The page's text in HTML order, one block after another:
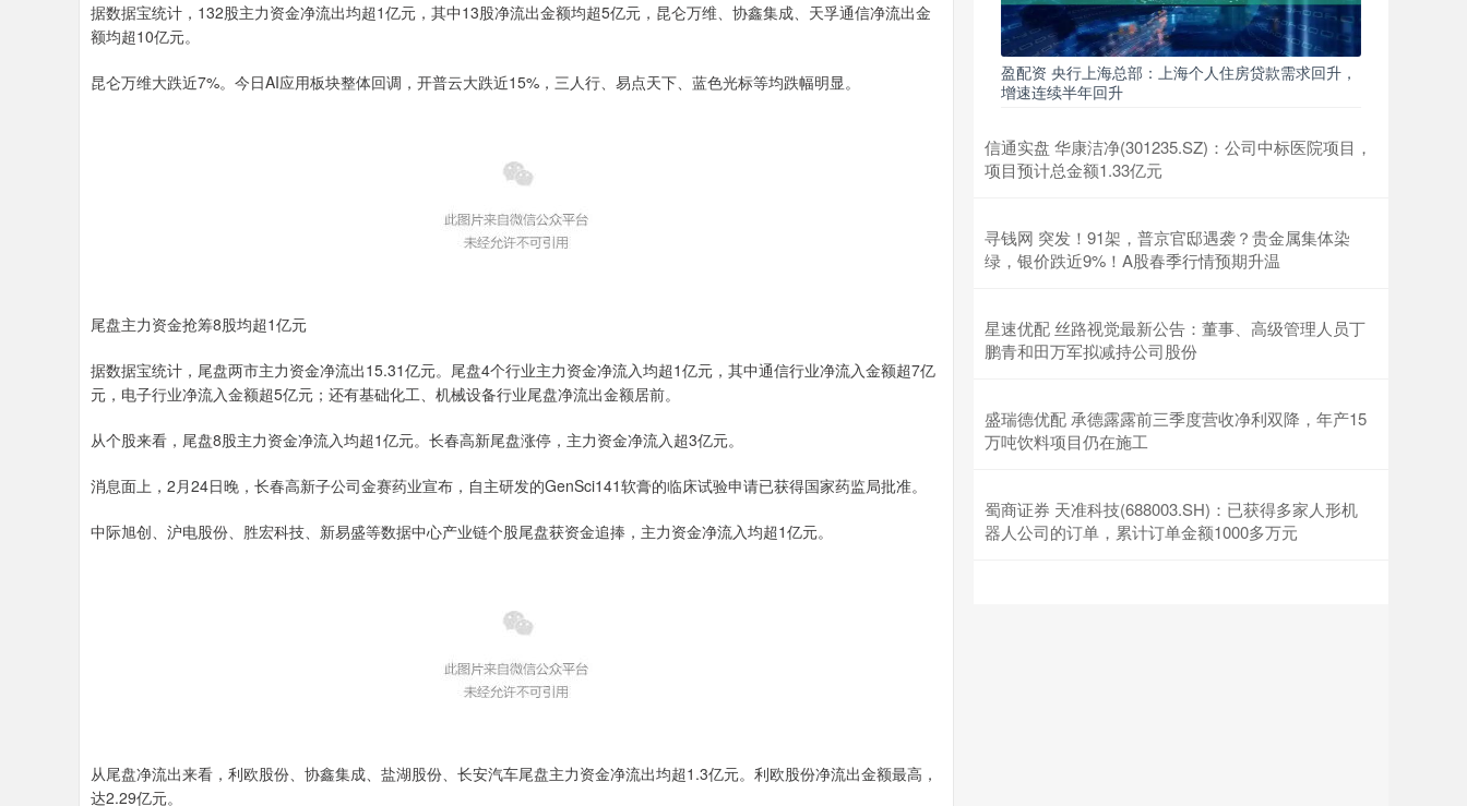
据数据宝统计，132股主力资金净流出均超1亿元，其中13股净流出金额均超5亿元，昆仑万维、协鑫集成、天孚通信净流出金
额均超10亿元。
昆仑万维大跌近7%。今日AI应用板块整体回调，开普云大跌近15%，三人行、易点天下、蓝色光标等均跌幅明显。
尾盘主力资金抢筹8股均超1亿元
据数据宝统计，尾盘两市主力资金净流出15.31亿元。尾盘4个行业主力资金净流入均超1亿元，其中通信行业净流入金额超7亿
元，电子行业净流入金额超5亿元；还有基础化工、机械设备行业尾盘净流出金额居前。
从个股来看，尾盘8股主力资金净流入均超1亿元。长春高新尾盘涨停，主力资金净流入超3亿元。
消息面上，2月24日晚，长春高新子公司金赛药业宣布，自主研发的GenSci141软膏的临床试验申请已获得国家药监局批准。
中际旭创、沪电股份、胜宏科技、新易盛等数据中心产业链个股尾盘获资金追捧，主力资金净流入均超1亿元。
从尾盘净流出来看，利欧股份、协鑫集成、盐湖股份、长安汽车尾盘主力资金净流出均超1.3亿元。利欧股份净流出金额最高，
达2.29亿元。
盈配资 央行上海总部：上海个人住房贷款需求回升，
增速连续半年回升
信通实盘 华康洁净(301235.SZ)：公司中标医院项目，
项目预计总金额1.33亿元
寻钱网 突发！91架，普京官邸遇袭？贵金属集体染
绿，银价跌近9%！A股春季行情预期升温
星速优配 丝路视觉最新公告：董事、高级管理人员丁
鹏青和田万军拟减持公司股份
盛瑞德优配 承德露露前三季度营收净利双降，年产15
万吨饮料项目仍在施工
蜀商证券 天准科技(688003.SH)：已获得多家人形机
器人公司的订单，累计订单金额1000多万元